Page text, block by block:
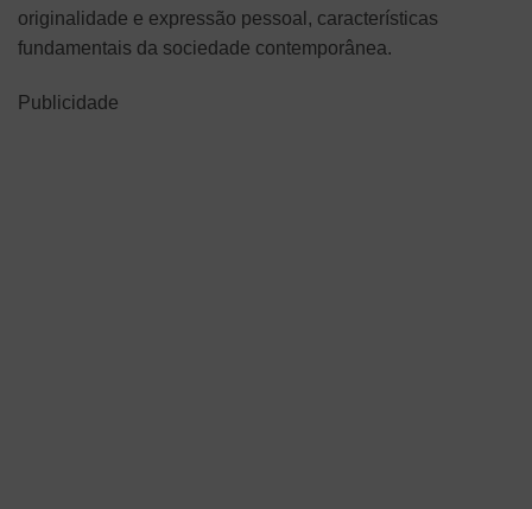
originalidade e expressão pessoal, características
fundamentais da sociedade contemporânea.
Publicidade